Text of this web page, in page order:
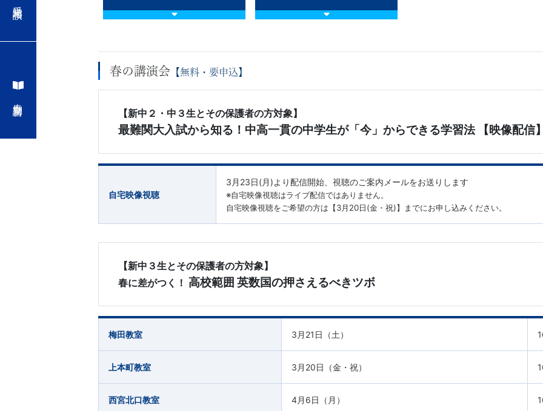
春の講演会 【無料・要申込】
【新中２・中３生とその保護者の方対象】
最難関大入試から知る！中高一貫の中学生が「今」からできる学習法 【映像配信
自宅映像視聴
3月23日(月)より配信開始、 視聴のご案内メールをお送りします
※自宅映像視聴はライブ配信ではありません。
自宅映像視聴をご希望の方は【3月20日(金・祝)】までにお申し込みください。
【新中３生とその保護者の方対象】
春に差がつく！ 高校範囲 英数国の押さえるべきツボ
梅田教室 3月21日（土）
上本町教室 3月20日（金・祝）
西宮北口教室 4月6日（月）